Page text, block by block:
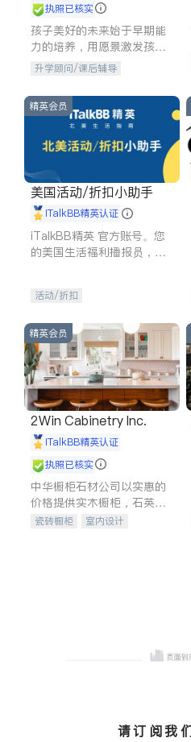
执照已核实
孩子美好的未来始于早期能
力的培养，用愿景激发孩子
的学习潜力和动力。理念：
拥有成长型心态是成功的基
石。
升学顾问/课后辅导
精英会员
美国活动/折扣小助手
iTalkBB精英认证
iTalkBB精英 官方账号。您
的美国生活福利播报员，精
专属福利。
活动/折扣
精英会员
2Win Cabinetry Inc.
iTalkBB精英认证
执照已核实
中华橱柜石材公司以实惠的
价格提供实木橱柜，石英石
台面，多种优质不锈钢水
瓷砖橱柜
室内设计
请订阅我